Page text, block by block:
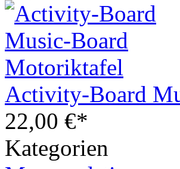
Activity-Board
22,00 €*
Kategorien